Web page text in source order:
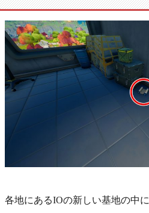
各地にあるIOの新しい基地の中